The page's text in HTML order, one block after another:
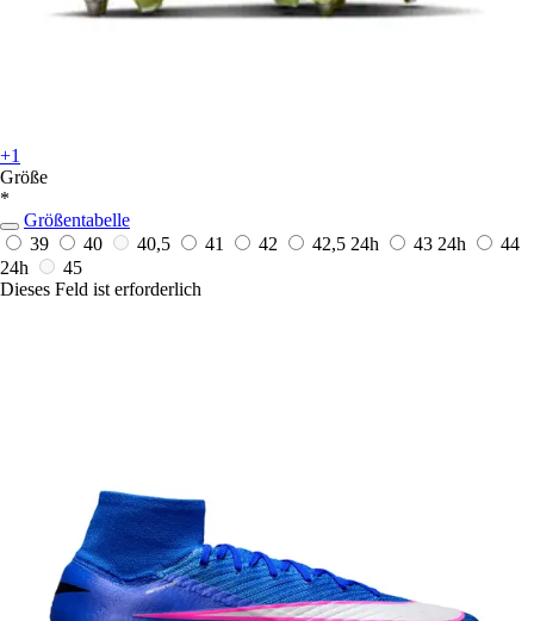
+1
Größe
*
Größentabelle
39
40 40,5 41 42 42,5 24h 43 24h
44
24h
45
Dieses Feld ist erforderlich